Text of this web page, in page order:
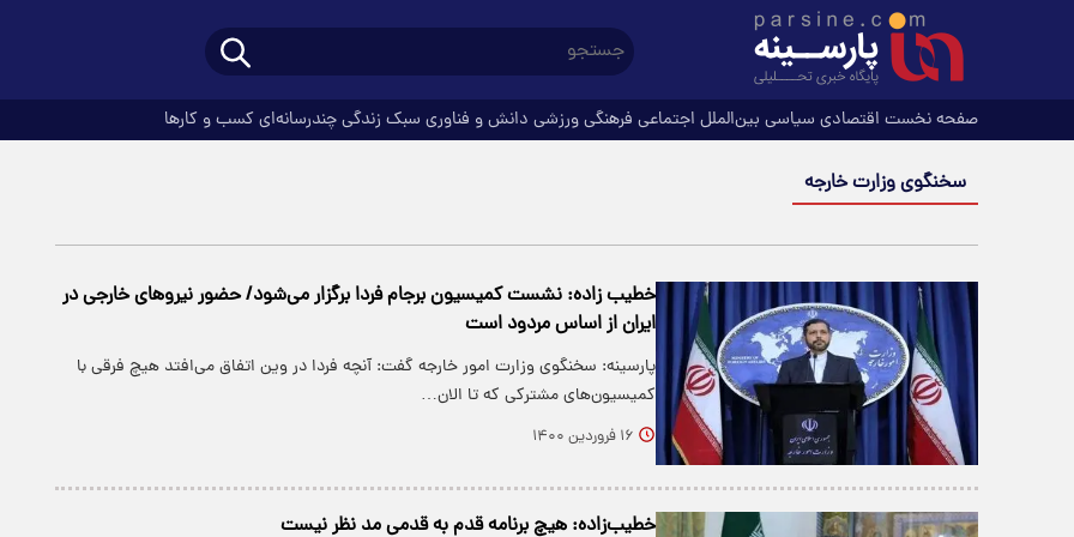
صفحه نخست اقتصادی سیاسی بین‌الملل اجتماعی فرهنگیورزشی دانش و فناوری سبک زندگیچندرسانه‌ای کسب و کارها
سخنگوی وزارت خارجه
خطیب زاده: نشست کمیسیون برجام فردا برگزار می‌شود/ حضور نیرو‌های خارجی در
ایران از اساس مردود است
پارسینه: سخنگوی وزارت امور خارجه گفت: آنچه فردا در وین اتفاق می‌افتد هیچ فرقی با
کمیسیون‌های مشترکی که تا الان…
۱۶ فروردین ۱۴۰۰
خطیب‌زاده: هیچ برنامه قدم به قدمی مد نظر نیست